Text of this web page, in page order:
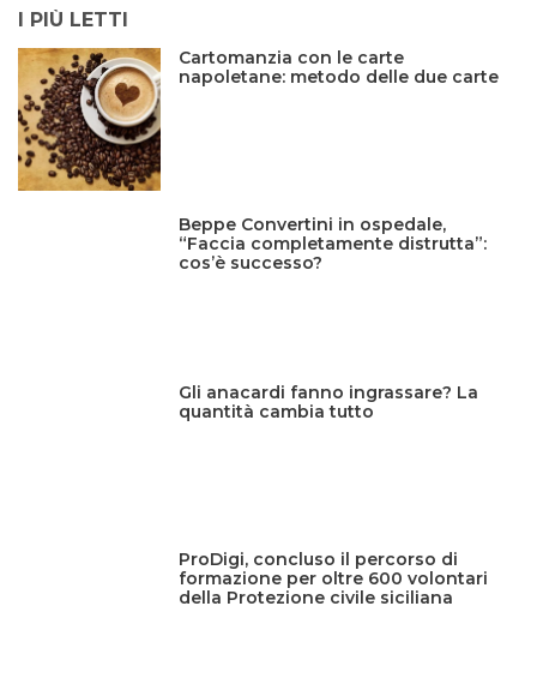
I PIÙ LETTI
Cartomanzia con le carte
napoletane: metodo delle due carte
Beppe Convertini in ospedale,
“Faccia completamente distrutta”:
cos’è successo?
Gli anacardi fanno ingrassare? La
quantità cambia tutto
ProDigi, concluso il percorso di
formazione per oltre 600 volontari
della Protezione civile siciliana